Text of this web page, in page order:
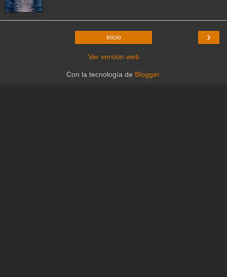
›
Inicio
Ver versión web
Con la tecnología de Blogger.